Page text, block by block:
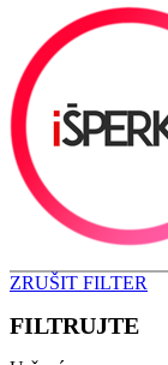
ZRUŠIT FILTER
FILTRUJTE